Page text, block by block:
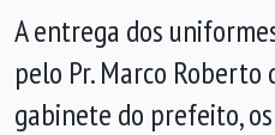
Aentrega dos
pelo Pr. Marco Roberto
gabinete do prefeito, os